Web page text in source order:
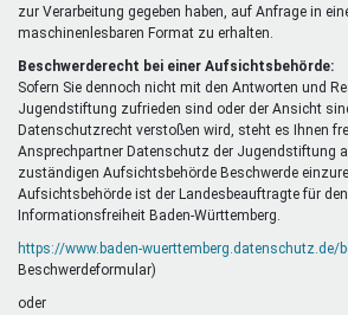
zur Verarbeitung gegeben haben, auf Anfrage in
maschinenlesbaren Format zu erhalten.
Beschwerderecht bei einer Aufsichtsbehörde:
Sofern Sie dennoch nicht mit den Antworten und
Jugendstiftung zufrieden sind oder der Ansicht
Datenschutzrecht verstoßen wird, steht es Ihnen
Ansprechpartner Datenschutz der Jugendstiftung
zuständigen Aufsichtsbehörde Beschwerde
Aufsichtsbehörde ist der Landesbeauftragte für
Informationsfreiheit Baden-Württemberg.
https://www.baden-wuerttemberg.datenschutz.de/
Beschwerdeformular)
oder